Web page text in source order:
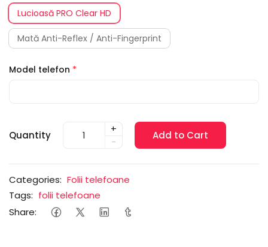
Lucioasă PRO Clear HD
Mată Anti-Reflex / Anti-Fingerprint
Model telefon *
Quantity
+
-
Add to Cart
Categories: Folii telefoane
Tags: folii telefoane
Share: